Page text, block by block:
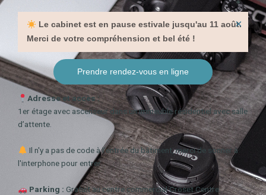
Le cabinet est en pause estivale jusqu'au 11 août.
Merci de votre compréhension et bel été !
×
Prendre rendez-vous en ligne
Adresse et accès :
1er étage avec ascenseur dans un immeuble résidentiel avec salle
d’attente.
Il n'y a pas de code à l'entrée du bâtiment, merci de sonner à
l'interphone pour entrer.
Parking : Gratuit au centre commercial Croset Centre